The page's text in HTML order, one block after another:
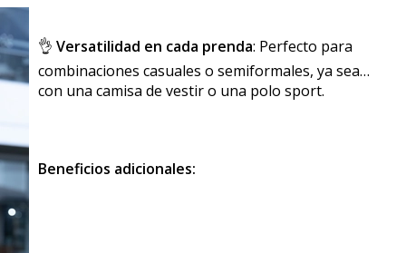
👌 Versatilidad en cada prenda: Perfecto para
combinaciones casuales o semiformales, ya sea
con una camisa de vestir o una polo sport.
Beneficios adicionales: